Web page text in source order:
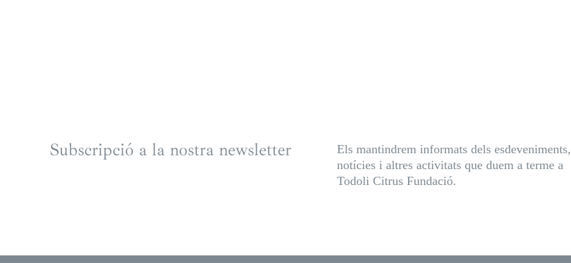
Subscripció a la nostra newsletter
Els mantindrem informats dels esdeveniments,
notícies i altres activitats que duem a terme a
Todoli Citrus Fundació.